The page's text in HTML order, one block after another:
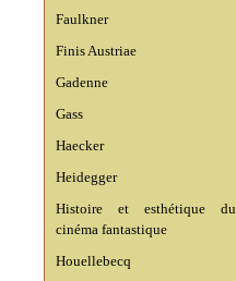
Faulkner
Finis Austriae
Gadenne
Gass
Haecker
Heidegger
Histoire et esthétique du
cinéma fantastique
Houellebecq